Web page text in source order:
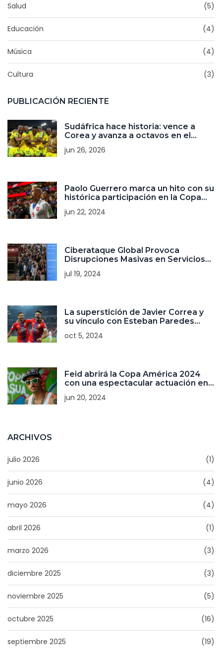
Salud (5)
Educación (4)
Música (4)
Cultura (3)
PUBLICACIÓN RECIENTE
Sudáfrica hace historia: vence a
Corea y avanza a octavos en el
jun 26, 2026
Paolo Guerrero marca un hito con su
histórica participación en la Copa
jun 22, 2024
Ciberataque Global Provoca
Disrupciones Masivas en Servicios
jul 19, 2024
La superstición de Javier Correa y
su vínculo con Esteban Paredes
Colo
oct 5, 2024
Feid abrirá la Copa América 2024
con una espectacular actuación en
jun 20, 2024
ARCHIVOS
julio 2026 (1)
junio 2026 (4)
mayo 2026 (4)
abril 2026 (1)
marzo 2026 (3)
diciembre 2025 (3)
noviembre 2025 (5)
octubre 2025 (16)
septiembre 2025 (19)